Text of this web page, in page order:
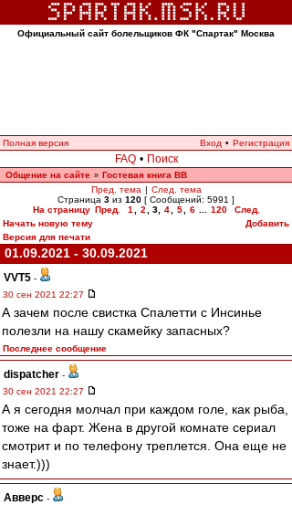
Официальный сайт болельщиков ФК "Спартак" Москва
Полная версия Вход • Регистрация
FAQ • Поиск
Общение на сайте » Гостевая книга ВВ
Пред. тема | След. тема
Страница 3 из 120 [ Сообщений: 5991 ]
На страницу Пред. 1 2 3, 4 5 6 120
След.
Начать новую тему
Добавить
Версия для печати
01.09.2021 - 30.09.2021
VVT5 -
30 сен 2021 22:27
А зачем после свистка Спалетти с Инсинье
полезли на нашу скамейку запасных?
Последнее сообщение
dispatcher -
30 сен 2021 22:27
А я сегодня молчал при каждом голе, как рыба,
тоже на фарт. Жена в другой комнате сериал
смотрит и по телефону треплется. Она еще не
знает.)))
Авверс -